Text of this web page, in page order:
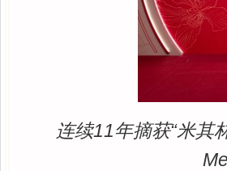
连续11年摘获“米其